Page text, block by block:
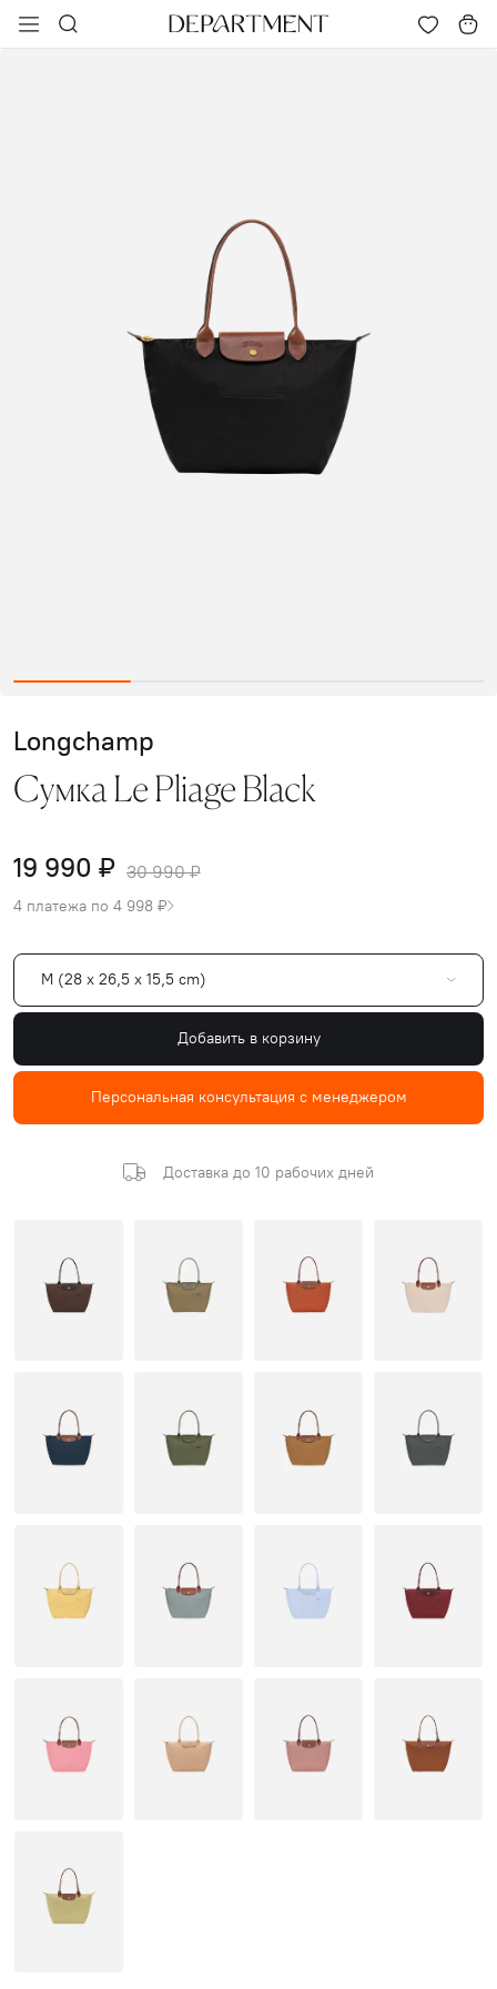
Longchamp
Сумка Le Pliage Black
19 990 ₽ 30 990 ₽
4 платежа по 4 998 ₽
M (28 x 26,5 x 15,5 cm)
Добавить в корзину
Персональная консультация с менеджером
Доставка до 10 рабочих дней